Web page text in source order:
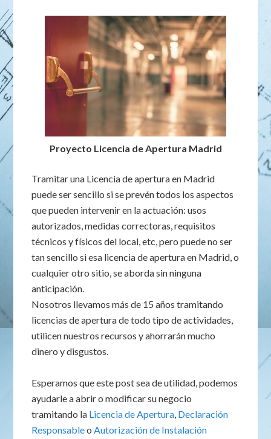
Proyecto Licencia de Apertura Madrid
Tramitar una Licencia de apertura en Madrid
puede ser sencillo si se prevén todos los aspectos
que pueden intervenir en la actuación: usos
autorizados, medidas correctoras, requisitos
técnicos y físicos del local, etc, pero puede no ser
tan sencillo si esa licencia de apertura en Madrid, o
cualquier otro sitio, se aborda sin ninguna
anticipación.
Nosotros llevamos más de 15 años tramitando
licencias de apertura de todo tipo de actividades,
utilicen nuestros recursos y ahorrarán mucho
dinero y disgustos.
Esperamos que este post sea de utilidad, podemos
ayudarle a abrir o modificar su negocio
tramitando la Licencia de Apertura, Declaración
ResponsableoAutorización de Instalación